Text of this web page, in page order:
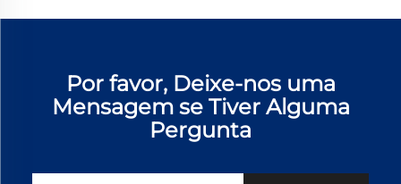
Por favor, Deixe-nos uma
Mensagem se Tiver Alguma
Pergunta